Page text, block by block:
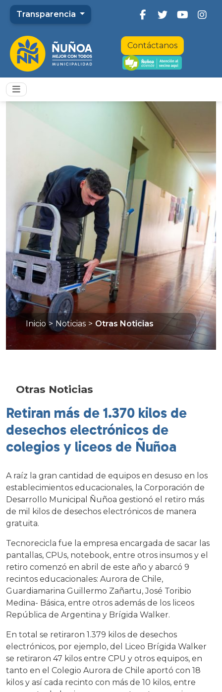
Transparencia
Contáctanos
Inicio > Noticias > Otras Noticias
Otras Noticias
Retiran más de 1.370 kilos de
desechos electrónicos de
colegios y liceos de Ñuñoa
A raíz la gran cantidad de equipos en desuso en los
establecimientos educacionales, la Corporación de
Desarrollo Municipal Ñuñoa gestionó el retiro más
de mil kilos de desechos electrónicos de manera
gratuita.
Tecnorecicla fue la empresa encargada de sacar las
pantallas, CPUs, notebook, entre otros insumos y el
retiro comenzó en abril de este año y abarcó 9
recintos educacionales: Aurora de Chile,
Guardiamarina Guillermo Zañartu, José Toribio
Medina- Básica, entre otros además de los liceos
República de Argentina y Brígida Walker.
En total se retiraron 1.379 kilos de desechos
electrónicos, por ejemplo, del Liceo Brígida Walker
se retiraron 47 kilos entre CPU y otros equipos, en
tanto en el Colegio Aurora de Chile aportó con 18
kilos y así cada recinto con más de 10 kilos, entre